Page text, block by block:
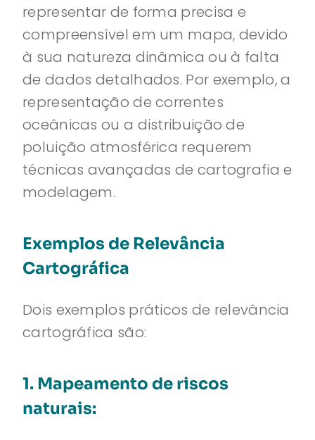
representar de forma precisa e
compreensível em um mapa, devido
à sua natureza dinâmica ou à falta
de dados detalhados. Por exemplo, a
representação de correntes
oceânicas ou a distribuição de
poluição atmosférica requerem
técnicas avançadas de cartografia e
modelagem.
Exemplos de Relevância
Cartográfica
Dois exemplos práticos de relevância
cartográfica são:
1. Mapeamento de riscos
naturais: